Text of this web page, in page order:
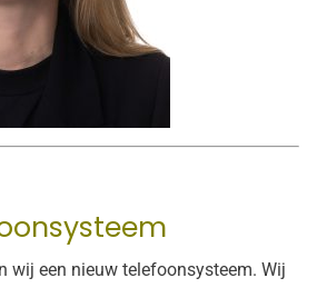
wij een nieuw telefoonsysteem. Wij